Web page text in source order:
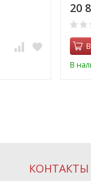
20
В
КОНТАКТЫ